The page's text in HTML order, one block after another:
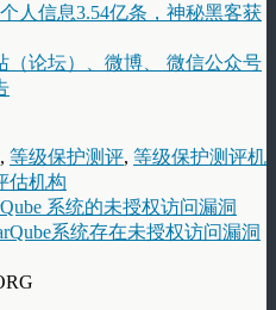
人信息3.54亿条，神秘黑客获
（论坛）、微博、 微信公众号
, 等级保护测评, 等级保护测评机
估机构
系统的未授权访问漏洞
系统存在未授权访问漏洞